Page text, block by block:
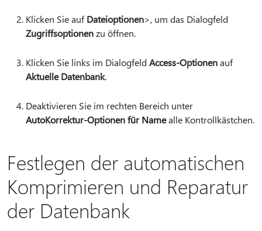
Klicken Sie aufDateioptionen>, um das Dialogfeld
Zugriffsoptionenzu öffnen.
Klicken Sie links im DialogfeldAccess-Optionenauf
Aktuelle Datenbank.
Deaktivieren Sie im rechten Bereich unter
AutoKorrektur-Optionen für Namealle Kontrollkästchen.
Festlegen der automatischen
Komprimieren und Reparatur
der Datenbank